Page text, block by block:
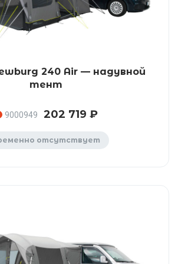
240 Air — надувной
тент
9000949 202 719 ₽
отсутствует